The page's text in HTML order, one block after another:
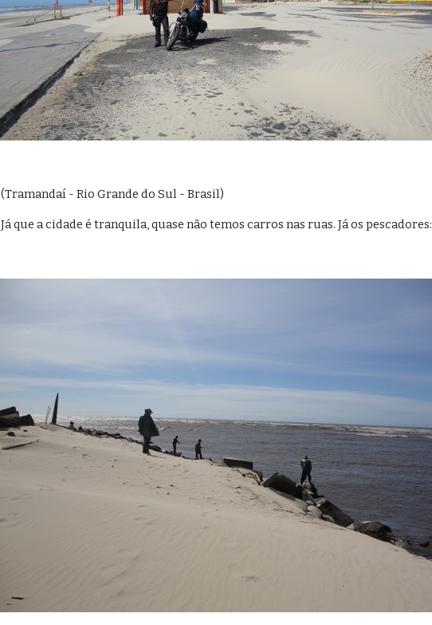
(Tramandaí - Rio Grande do Sul - Brasil)
Já que a cidade é tranquila, quase não temos carros nas ruas. Já os pescadores: